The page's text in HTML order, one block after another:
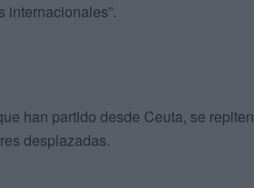
internacionales”.
han partido desde Ceuta, se repiten
desplazadas.